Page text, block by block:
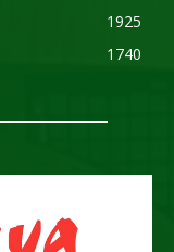
1925
1740